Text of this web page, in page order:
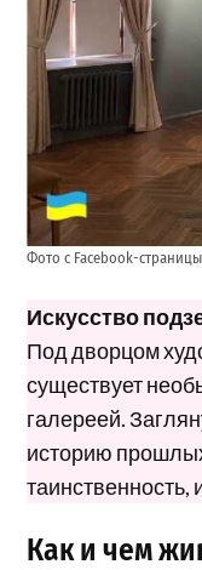
Фото с Facebook-
Искусство
Под дворцом
существует
галереей.
историю
таинственность,
Как и чем